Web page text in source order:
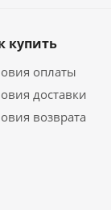
купить
оплаты
доставки
возврата